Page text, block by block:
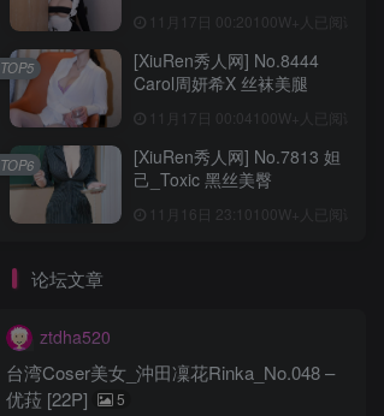
11月17日 00:20 100W+人已阅读
[XiuRen秀人网] No.8444
Carol周妍希X 丝袜美腿
11月17日 00:04 100W+人已阅读
TOP5
[XiuRen秀人网] No.7813 妲
己_Toxic 黑丝美臀
11月16日 23:10 100W+人已阅读
TOP6
论坛文章
ztdha520
台湾Coser美女_沖田凜花Rinka_No.048 –
优菈 [22P]
5